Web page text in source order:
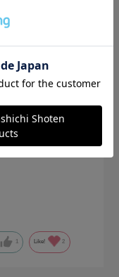
した。高校生の息
く、食べ盛りの息子
を感じましたが、
木の温もりのあ
していましたの
1 Like! 2